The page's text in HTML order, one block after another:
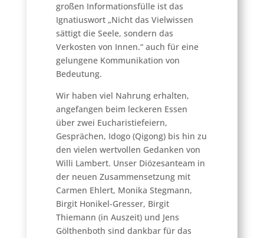
großen Informationsfülle ist das
Ignatiuswort „Nicht das Vielwissen
sättigt die Seele, sondern das
Verkosten von Innen.“ auch für eine
gelungene Kommunikation von
Bedeutung.
Wir haben viel Nahrung erhalten,
angefangen beim leckeren Essen
über zwei Eucharistiefeiern,
Gesprächen, Idogo (Qigong) bis hin zu
den vielen wertvollen Gedanken von
Willi Lambert. Unser Diözesanteam in
der neuen Zusammensetzung mit
Carmen Ehlert, Monika Stegmann,
Birgit Honikel-Gresser, Birgit
Thiemann (in Auszeit) und Jens
Gölthenboth sind dankbar für das